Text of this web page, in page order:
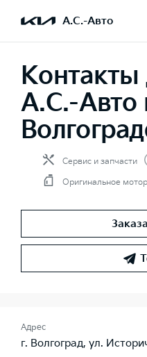
А.С.-Авто
Контакты
А.С.-Авто
Сервис и запчасти
Оригинальное
Адрес
г. Волгоград, ул.